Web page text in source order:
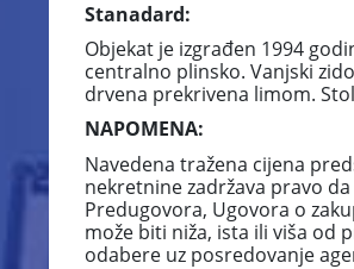
Stanadard:
Objekat je izgrađen 1994
centralno plinsko. Vanjski
drvena prekrivena limom.
NAPOMENA:
Navedena tražena cijena
nekretnine zadržava pravo
Predugovora, Ugovora o
može biti niža, ista ili viša od
odabere uz posredovanje